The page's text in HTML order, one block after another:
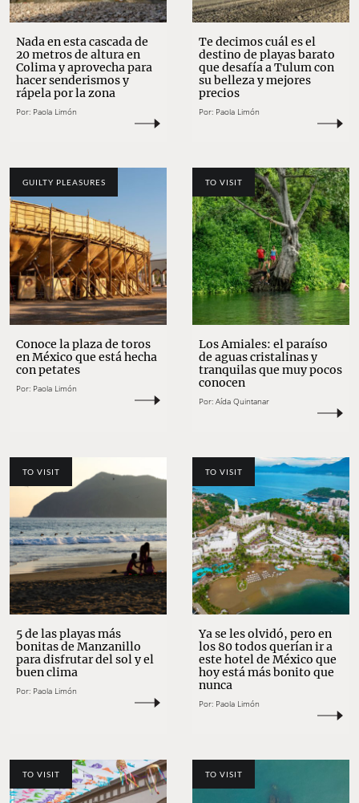
Nada en esta cascada de
20 metros de altura en
Colima y aprovecha para
hacer senderismos y
rápela por la zona
Por: Paola Limón
Te decimos cuál es el
destino de playas barato
que desafía a Tulum con
su belleza y mejores
precios
Por: Paola Limón
GUILTY PLEASURES
Conoce la plaza de toros
en México que está hecha
con petates
Por: Paola Limón
TO VISIT
Los Amiales: el paraíso
de aguas cristalinas y
tranquilas que muy pocos
conocen
Por: Aída Quintanar
TO VISIT
5 de las playas más
bonitas de Manzanillo
para disfrutar del sol y el
buen clima
Por: Paola Limón
TO VISIT
Ya se les olvidó, pero en
los 80 todos querían ir a
este hotel de México que
hoy está más bonito que
nunca
Por: Paola Limón
TO VISIT TO VISIT